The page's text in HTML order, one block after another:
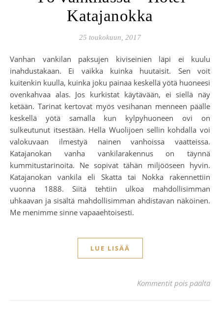
Katajanokka
25 toukokuun, 2017
Vanhan vankilan paksujen kiviseinien läpi ei kuulu
inahdustakaan. Ei vaikka kuinka huutaisit. Sen voit
kuitenkin kuulla, kuinka joku painaa keskellä yötä huoneesi
ovenkahvaa alas. Jos kurkistat käytävään, ei siellä näy
ketään. Tarinat kertovat myös vesihanan menneen päälle
keskellä yötä samalla kun kylpyhuoneen ovi on
sulkeutunut itsestään. Hella Wuolijoen sellin kohdalla voi
valokuvaan ilmestyä nainen vanhoissa vaatteissa.
Katajanokan vanha vankilarakennus on täynnä
kummitustarinoita. Ne sopivat tähän miljööseen hyvin.
Katajanokan vankila eli Skatta tai Nokka rakennettiin
vuonna 1888. Siitä tehtiin ulkoa mahdollisimman
uhkaavan ja sisältä mahdollisimman ahdistavan näköinen.
Me menimme sinne vapaaehtoisesti.
LUE LISÄÄ
Kommentit pois päältä